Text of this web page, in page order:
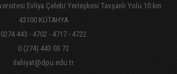
Evliya Çelebi Yerleşkesi Tavşanlı Yolu 10.km
43100 KÜTAHYA
0274 443 - 4702 - 4717 - 4722
0 (274) 443 03 72
ilahiyat@dpu.edu.tr